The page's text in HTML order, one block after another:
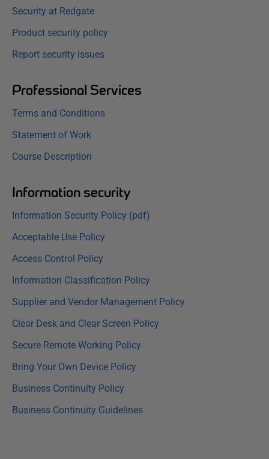
Security at Redgate
Product security policy
Report security issues
Professional Services
Terms and Conditions
Statement of Work
Course Description
Information security
Information Security Policy (pdf)
Acceptable Use Policy
Access Control Policy
Information Classification Policy
Supplier and Vendor Management Policy
Clear Desk and Clear Screen Policy
Secure Remote Working Policy
Bring Your Own Device Policy
Business Continuity Policy
Business Continuity Guidelines